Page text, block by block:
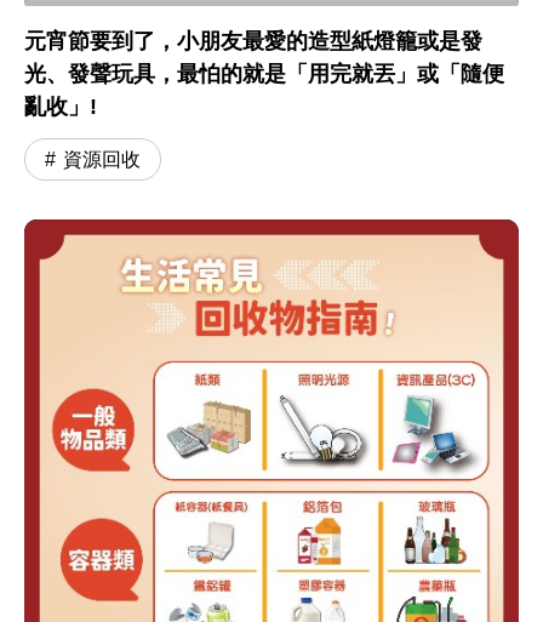
元宵節要到了，小朋友最愛的造型紙燈籠或是發
光、發聲玩具，最怕的就是「用完就丟」或「隨便
亂收」!
資源回收